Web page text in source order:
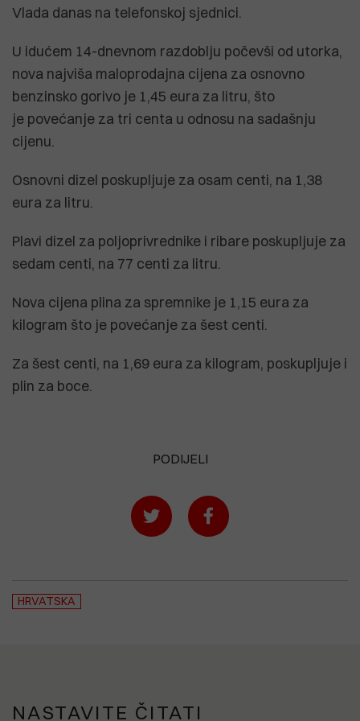
Vlada danas na telefonskoj sjednici.
U idućem 14-dnevnom razdoblju počevši od utorka,
nova najviša maloprodajna cijena za osnovno
benzinsko gorivo je 1,45 eura za litru, što
je povećanje za tri centa u odnosu na sadašnju
cijenu.
Osnovni dizel poskupljuje za osam centi, na 1,38
eura za litru.
Plavi dizel za poljoprivrednike i ribare poskupljuje za
sedam centi, na 77 centi za litru.
Nova cijena plina za spremnike je 1,15 eura za
kilogram što je povećanje za šest centi.
Za šest centi, na 1,69 eura za kilogram, poskupljuje i
plin za boce.
PODIJELI
HRVATSKA
NASTAVITE ČITATI